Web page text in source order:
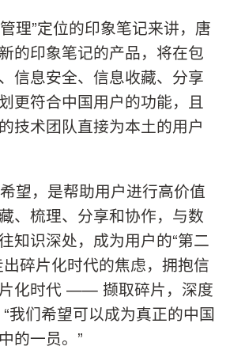
理”定位的印象笔记来讲，唐
的印象笔记的产品，将在包
信息安全、信息收藏、分享
更符合中国用户的功能，且
技术团队直接为本土的用户
望，是帮助用户进行高价值
、梳理、分享和协作，与数
知识深处，成为用户的“第二
碎片化时代的焦虑，拥抱信
化时代 —— 撷取碎片，深度
我们希望可以成为真正的中国
的一员。”